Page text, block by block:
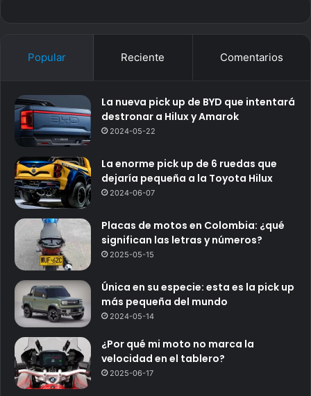
Popular Reciente Comentarios
La nueva pick up de BYD que intentará
destronar a Hilux y Amarok
2024-05-22
La enorme pick up de 6 ruedas que
dejaría pequeña a la Toyota Hilux
2024-06-07
Placas de motos en Colombia: ¿qué
significan las letras y números?
2025-05-15
Única en su especie: esta es la pick up
más pequeña del mundo
2024-05-14
¿Por qué mi moto no marca la
velocidad en el tablero?
2025-06-17